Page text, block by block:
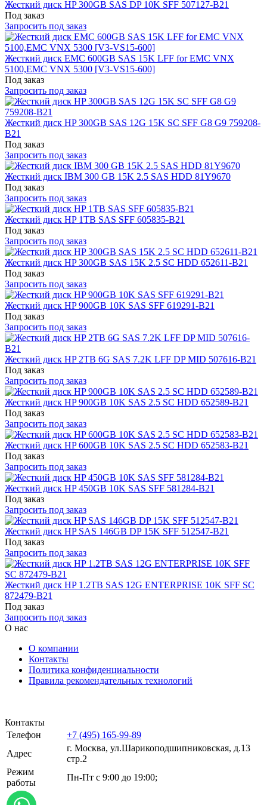
Жесткий диск HP 300GB SAS DP 10K SFF 507127-B21
Под заказ
Запросить под заказ
Жесткий диск EMC 600GB SAS 15K LFF for EMC VNX
5100,EMC VNX 5300 [V3-VS15-600]
Под заказ
Запросить под заказ
Жесткий диск HP 300GB SAS 12G 15K SC SFF G8 G9 759208-
B21
Под заказ
Запросить под заказ
Жесткий диск IBM 300 GB 15K 2.5 SAS HDD 81Y9670
Под заказ
Запросить под заказ
Жесткий диск HP 1TB SAS SFF 605835-B21
Под заказ
Запросить под заказ
Жесткий диск HP 300GB SAS 15K 2.5 SC HDD 652611-B21
Под заказ
Запросить под заказ
Жесткий диск HP 900GB 10K SAS SFF 619291-B21
Под заказ
Запросить под заказ
Жесткий диск HP 2TB 6G SAS 7.2K LFF DP MID 507616-B21
Под заказ
Запросить под заказ
Жесткий диск HP 900GB 10K SAS 2.5 SC HDD 652589-B21
Под заказ
Запросить под заказ
Жесткий диск HP 600GB 10K SAS 2.5 SC HDD 652583-B21
Под заказ
Запросить под заказ
Жесткий диск HP 450GB 10K SAS SFF 581284-B21
Под заказ
Запросить под заказ
Жесткий диск HP SAS 146GB DP 15K SFF 512547-B21
Под заказ
Запросить под заказ
Жесткий диск HP 1.2TB SAS 12G ENTERPRISE 10K SFF SC
872479-B21
Под заказ
Запросить под заказ
О нас
О компании
Контакты
Политика конфиденциальности
Правила рекомендательных технологий
Контакты
Телефон
+7 (495) 165-99-89
Адрес
г. Москва, ул.​​Шарикоподшипниковская, д.13
стр.2
Режим
работы
Пн-Пт с 9:00 до 19:00;